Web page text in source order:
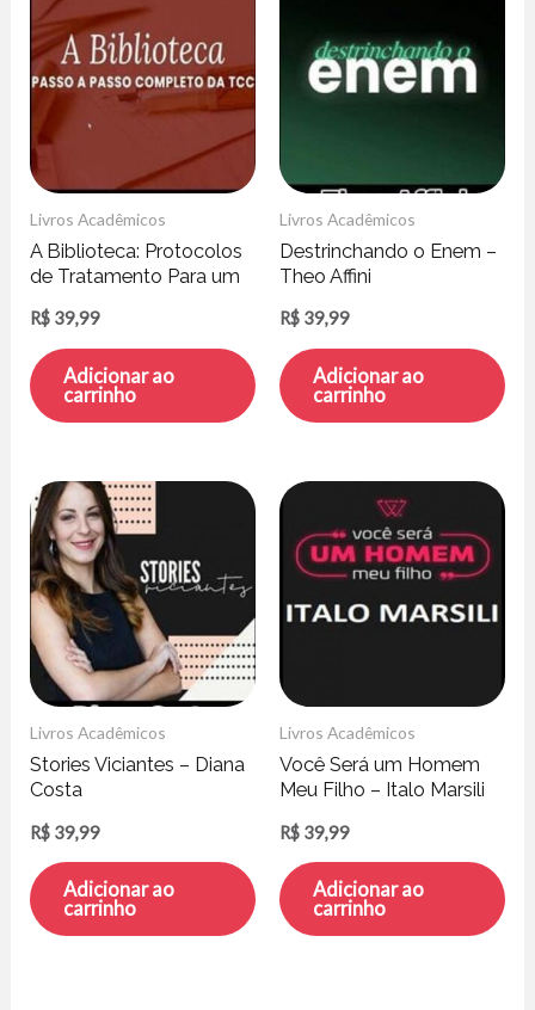
Livros Acadêmicos
A Biblioteca: Protocolos
de Tratamento Para um
Kurdian
R$ 39,99
Adicionar ao
carrinho
Livros Acadêmicos
Destrinchando o Enem –
Theo Affini
R$ 39,99
Adicionar ao
carrinho
Livros Acadêmicos
Stories Viciantes – Diana
Costa
R$ 39,99
Adicionar ao
carrinho
Livros Acadêmicos
Você Será um Homem
Meu Filho – Italo Marsili
R$ 39,99
Adicionar ao
carrinho